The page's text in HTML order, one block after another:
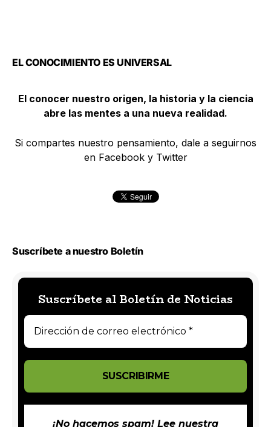
EL CONOCIMIENTO ES UNIVERSAL
El conocer nuestro origen, la historia y la ciencia
abre las mentes a una nueva realidad.
Si compartes nuestro pensamiento, dale a seguirnos
en Facebook y Twitter
Suscríbete a nuestro Boletín
Suscríbete al Boletín de Noticias
¡No hacemos spam! Lee nuestra